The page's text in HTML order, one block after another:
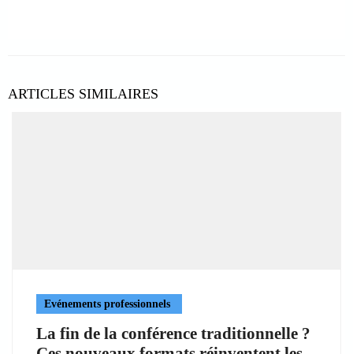
ARTICLES SIMILAIRES
Evénements professionnels
La fin de la conférence traditionnelle ?